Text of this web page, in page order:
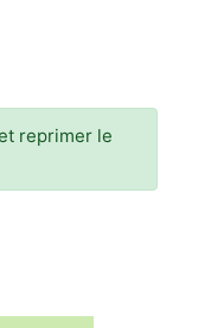
reprimer le